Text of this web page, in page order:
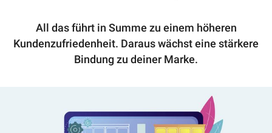
All das führt in Summe zu einem höheren
Kundenzufriedenheit. Daraus wächst eine stärkere
Bindung zu deiner Marke.